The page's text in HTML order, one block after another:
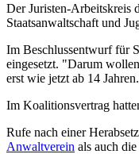
Der Juristen-Arbeitskreis
Staatsanwaltschaft und
Im Beschlussentwurf für
eingesetzt. "Darum
erst wie jetzt ab 14 Jahren.
Im Koalitionsvertrag
Rufe nach einer
Anwaltverein als auch die